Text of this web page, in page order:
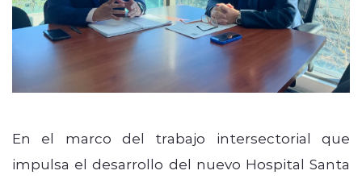
En el marco del trabajo intersectorial que
impulsa el desarrollo del nuevo Hospital Santa